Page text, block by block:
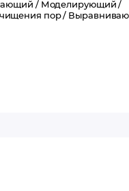
/ Моделирующий /
пор /